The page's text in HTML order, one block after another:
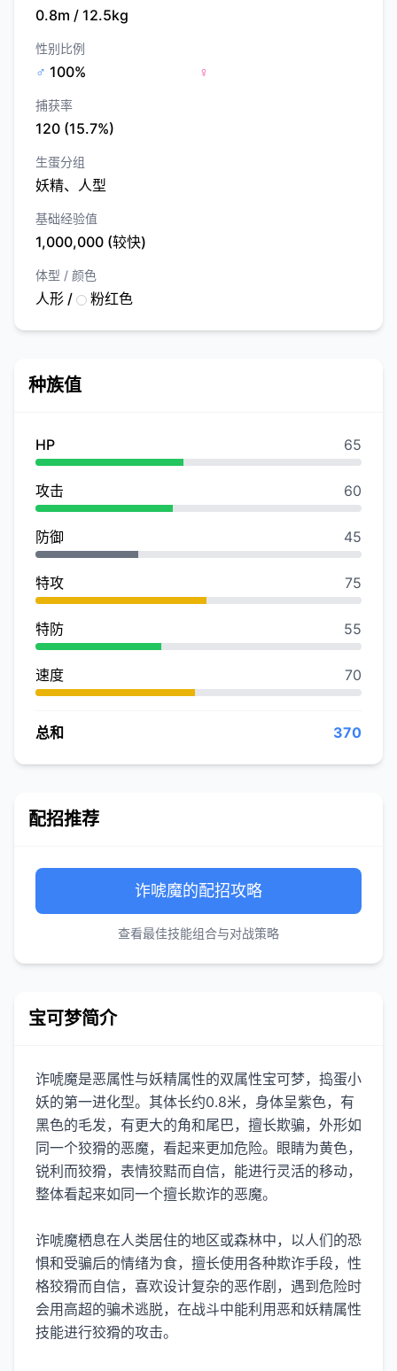
0.8m / 12.5kg
性别比例
♂ 100% ♀
捕获率
120 (15.7%)
生蛋分组
妖精、人型
基础经验值
1,000,000 (较快)
体型 / 颜色
人形 / 粉红色
种族值
HP 65
攻击 60
防御 45
特攻 75
特防 55
速度 70
总和 370
配招推荐
诈唬魔的配招攻略
查看最佳技能组合与对战策略
宝可梦简介
诈唬魔是恶属性与妖精属性的双属性宝可梦，捣蛋小
妖的第一进化型。其体长约0.8米，身体呈紫色，有
黑色的毛发，有更大的角和尾巴，擅长欺骗，外形如
同一个狡猾的恶魔，看起来更加危险。眼睛为黄色，
锐利而狡猾，表情狡黠而自信，能进行灵活的移动，
整体看起来如同一个擅长欺诈的恶魔。
诈唬魔栖息在人类居住的地区或森林中，以人们的恐
惧和受骗后的情绪为食，擅长使用各种欺诈手段，性
格狡猾而自信，喜欢设计复杂的恶作剧，遇到危险时
会用高超的骗术逃脱，在战斗中能利用恶和妖精属性
技能进行狡猾的攻击。